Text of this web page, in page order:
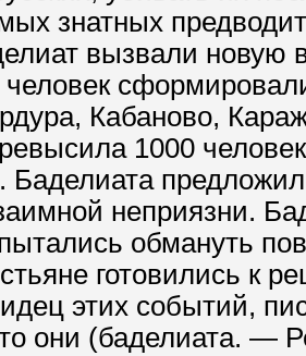
знатных
вызвали новую
человек
Кабаново,
1000
Баделиата
неприязни.
обмануть
готовились к
этих событий,
они (баделиата. —